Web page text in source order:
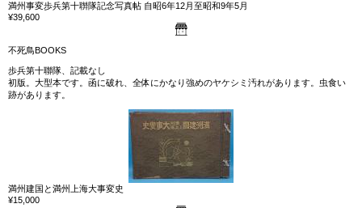
満州事変歩兵第十聨隊記念写真帖 自昭6年12月至昭和9年5月
¥39,600
不死鳥BOOKS
歩兵第十聯隊、記載なし
初版。大型本です。函に破れ、全体にかなり強めのヤケシミ汚れがあります。虫食い
跡があります。
満州建国と満州上海大事変史
¥15,000